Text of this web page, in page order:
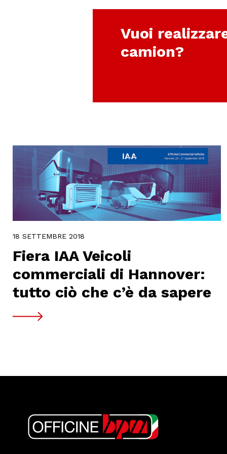
Vuoi
camion?
18 SETTEMBRE 2018
Fiera IAA Veicoli
commerciali di Hannover:
tutto ciò che c’è da sapere